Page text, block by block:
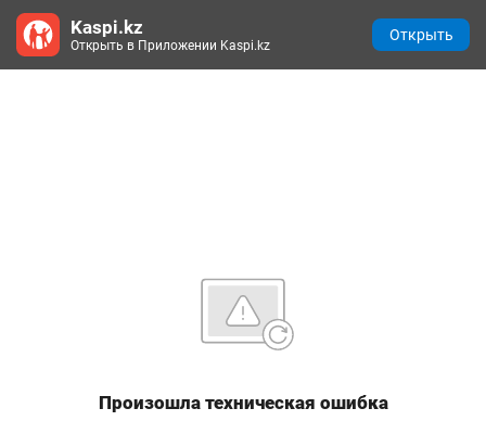
Произошла техническая ошибка
Kaspi.kz
Открыть в Приложении Kaspi.kz
Открыть